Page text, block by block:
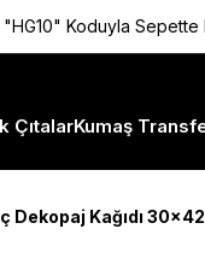
Koduyla Sepette
ÇıtalarKumaş
Dekopaj Kağıdı